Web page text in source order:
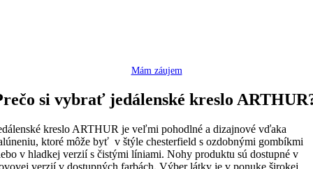
Mám záujem
si vybrať jedálenské kreslo
kreslo ARTHUR je veľmi pohodlné a dizajnové vďaka
ktoré môže byť v štýle chesterfield s ozdobnými gombíkmi
v hladkej verzií s čistými líniami. Nohy produktu sú dostupné v
verzií v dostupných farbách. Výber látky je v ponuke širokej